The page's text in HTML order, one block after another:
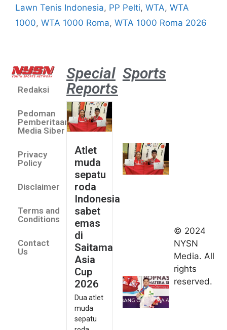
Lawn Tenis Indonesia, PP Pelti, WTA, WTA
1000, WTA 1000 Roma, WTA 1000 Roma 2026
Redaksi
Pedoman
Pemberitaan
Media Siber
Privacy
Policy
Disclaimer
Terms and
Conditions
Contact
Us
Special
Reports
Atlet
muda
sepatu
roda
Indonesia
sabet
emas
di
Saitama
Asia
Cup
2026
Dua atlet
muda
sepatu
Sports
2026
Indonesia
kirim tiga
lifter
muda ke
© 2024
NYSN
Media. All
rights
reserved.